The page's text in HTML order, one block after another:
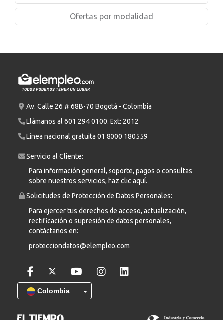
Ofertas por modalidad
Av. Calle 26 # 68B-70 Bogotá - Colombia
Llámanos al 601 294 0100. Ext: 2012
Línea nacional gratuita 01 8000 180559
Servicio al Cliente:
Para información general, soporte, pagos o consultas
sobre nuestros servicios, haz clicaquí.
Solicitudes de Protección de Datos Personales:
Para ejercer tus derechos de acceso, actualización,
rectificación o supresión de datos personales,
contáctanos en:
protecciondatos@elempleo.com
Colombia